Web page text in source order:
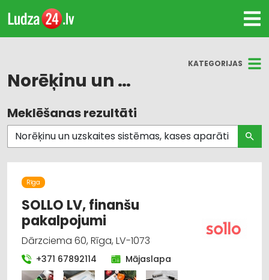
KATEGORIJAS
Norēķinu un uzskaites sistēmas, kases aparāti
Visas nozares
Finanšu darbība
Meklēšanas rezultāti
Rīga
SOLLO LV, finanšu
pakalpojumi
Dārzciema 60, Rīga, LV-1073
+371 67892114 Mājaslapa